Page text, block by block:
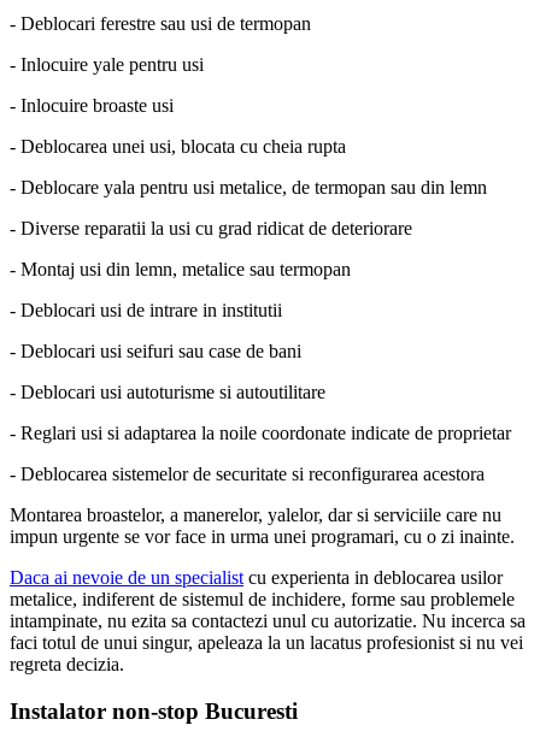
- Deblocari ferestre sau usi de termopan
- Inlocuire yale pentru usi
- Inlocuire broaste usi
- Deblocarea unei usi, blocata cu cheia rupta
- Deblocare yala pentru usi metalice, de termopan sau din lemn
- Diverse reparatii la usi cu grad ridicat de deteriorare
- Montaj usi din lemn, metalice sau termopan
- Deblocari usi de intrare in institutii
- Deblocari usi seifuri sau case de bani
- Deblocari usi autoturisme si autoutilitare
- Reglari usi si adaptarea la noile coordonate indicate de proprietar
- Deblocarea sistemelor de securitate si reconfigurarea acestora
Montarea broastelor, a manerelor, yalelor, dar si serviciile care nu
impun urgente se vor face in urma unei programari, cu o zi inainte.
Daca ai nevoie de un specialist cu experienta in deblocarea usilor
metalice, indiferent de sistemul de inchidere, forme sau problemele
intampinate, nu ezita sa contactezi unul cu autorizatie. Nu incerca sa
faci totul de unui singur, apeleaza la un lacatus profesionist si nu vei
regreta decizia.
Instalator non-stop Bucuresti